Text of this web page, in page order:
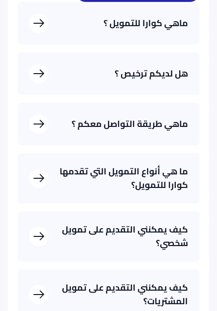
ماهي كوارا للتمويل ؟
هل لديكم ترخيص ؟
US/LicenseEntities/Pages/FinanceLicencedEntities.aspx
ماهي طريقة التواصل معكم ؟
البريد الإلكتروني CustomerCare@QuaraFinance.com
ما هي أنواع التمويل التي تقدمها
كوارا للتمويل؟
تمويل المشتريات الإلكترونية
كيف يمكنني التقديم على تمويل
شخصي؟
كيف يمكنني التقديم على تمويل
المشتريات؟